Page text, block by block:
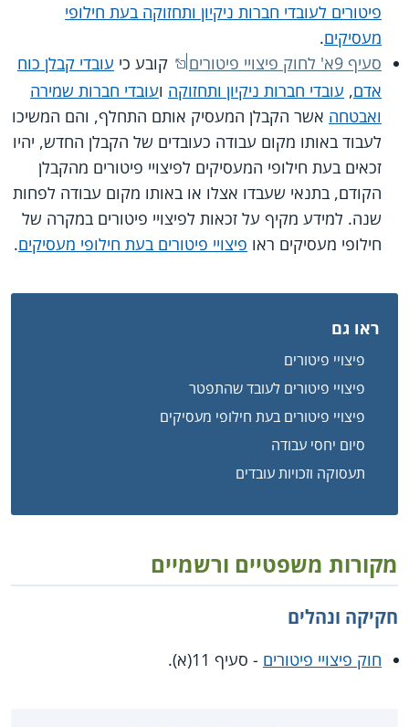
פיטורים לעובדי חברות ניקיון ותחזוקה בעת חילופי
מעסיקים.
סעיף 9א' לחוק פיצויי פיטורים
קובע כי עובדי קבלן כוח
אדם, עובדי חברות ניקיון ותחזוקה ועובדי חברות שמירה
ואבטחה אשר הקבלן המעסיק אותם התחלף, והם המשיכו
לעבוד באותו מקום עבודה כעובדים של הקבלן החדש, יהיו
זכאים בעת חילופי המעסיקים לפיצויי פיטורים מהקבלן
הקודם, בתנאי שעבדו אצלו או באותו מקום עבודה לפחות
שנה. למידע מקיף על זכאות לפיצויי פיטורים במקרה של
חילופי מעסיקים ראו פיצויי פיטורים בעת חילופי מעסיקים.
ראו גם
פיצויי פיטורים
פיצויי פיטורים לעובד שהתפטר
פיצויי פיטורים בעת חילופי מעסיקים
סיום יחסי עבודה
תעסוקה וזכויות עובדים
מקורות משפטיים ורשמיים
חקיקה ונהלים
חוק פיצויי פיטורים - סעיף 11(א).